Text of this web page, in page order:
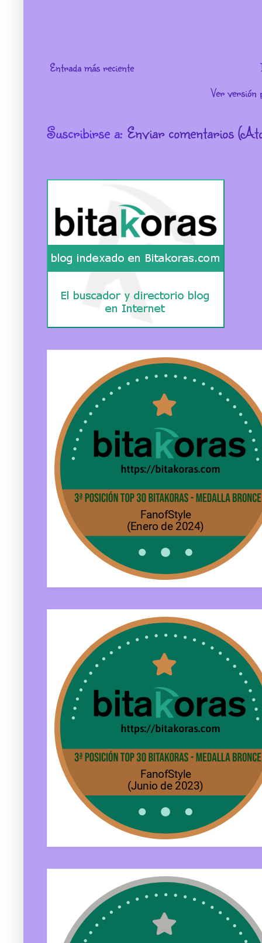
Entrada más reciente
Ver versión
Suscribirse a: Enviar comentarios